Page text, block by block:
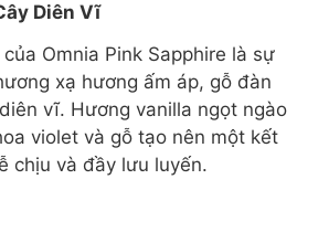
Diên Vĩ
Omnia Pink Sapphire là sự
xạ hương ấm áp, gỗ đàn
vĩ. Hương vanilla ngọt ngào
violet và gỗ tạo nên một kết
chịu và đầy lưu luyến.